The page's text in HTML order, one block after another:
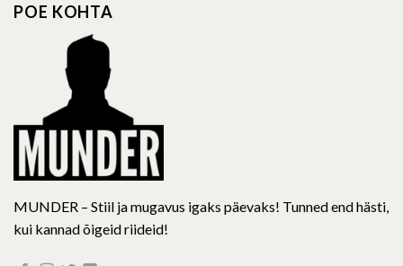
may
chosen
on
the
product
page
POE KOHTA
MUNDER – Stiil ja mugavus igaks päevaks! Tunned end hästi,
kui kannad õigeid riideid!